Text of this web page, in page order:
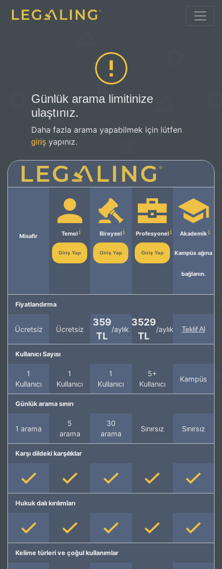
Günlük arama limitinize
ulaştınız.
Daha fazla arama yapabilmek için lütfen
giriş yapınız.
Misafir Temel
Giriş Yap
Bireysel
Giriş Yap
Profesyonel
Giriş Yap
Akademik
Kampüs ağına
bağlanın.
Fiyatlandırma
Ücretsiz Ücretsiz
359
TL
/aylık
3529
TL
/aylık Teklif Al
Kullanıcı Sayısı
1
Kullanıcı
1
Kullanıcı
1
Kullanıcı
5+
Kullanıcı
Kampüs
Günlük arama sınırı
1 arama
5
arama
30
arama
Sınırsız Sınırsız
Karşı dildeki karşılıklar
Hukuk dalı kırılımları
Kelime türleri ve çoğul kullanımlar